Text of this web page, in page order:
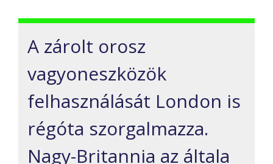
A zárolt orosz
vagyoneszközök
felhasználását London is
régóta szorgalmazza.
Nagy-Britannia az általa